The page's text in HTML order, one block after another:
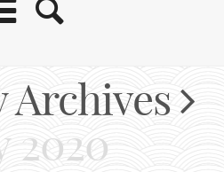
Blog
mnie
Archives
2020